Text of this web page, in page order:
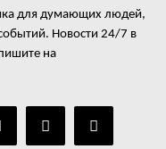
для думающих людей,
Новости 24/7 в
на